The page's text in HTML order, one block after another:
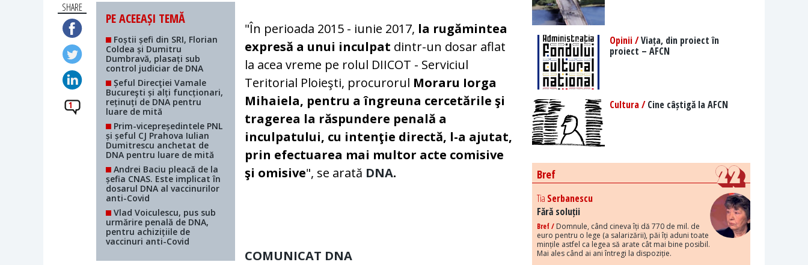
SHARE
1
PE ACEEAȘI TEMĂ
Foștii șefi din SRI, Florian
Coldea și Dumitru
Dumbravă, plasați sub
control judiciar de DNA
Șeful Direcţiei Vamale
Bucureşti și alți funcționari,
reținuți de DNA pentru
luare de mită
Prim-vicepreședintele PNL
și șeful CJ Prahova Iulian
Dumitrescu anchetat de
DNA pentru luare de mită
Andrei Baciu pleacă de la
șefia CNAS. Este implicat în
dosarul DNA al vaccinurilor
anti-Covid
Vlad Voiculescu, pus sub
urmărire penală de DNA,
pentru achizițiile de
vaccinuri anti-Covid
"În perioada 2015 - iunie 2017, la rugămintea
expresă a unui inculpat dintr-un dosar aflat
la acea vreme pe rolul DIICOT - Serviciul
Teritorial Ploieşti, procurorul Moraru Iorga
Mihaiela, pentru a îngreuna cercetările şi
tragerea la răspundere penală a
inculpatului, cu intenţie directă, l-a ajutat,
prin efectuarea mai multor acte comisive
şi omisive", se arată DNA.
COMUNICAT DNA
Opinii /Viața, din proiect în
proiect – AFCN
Cultura /Cine câștigă la AFCN
Bref
Tia Serbanescu
Fără soluții
Bref / Domnule, când cineva îți dă 770 de mil. de
euro pentru o lege (a salarizării), păi îți aduni toate
mințile astfel ca legea să arate cât mai bine posibil.
Mai ales când ai ani întregi la dispoziție.